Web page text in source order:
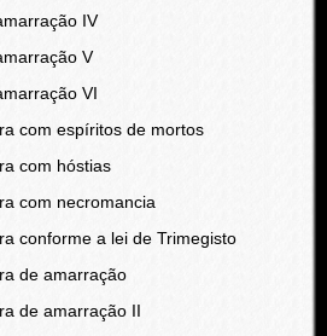
IV
V
VI
com espíritos de mortos
com hóstias
com necromancia
conforme a lei de Trimegisto
de amarração
de amarração II